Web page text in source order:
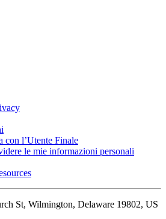
con l’Utente Finale
le mie informazioni personali
St, Wilmington, Delaware 19802, US